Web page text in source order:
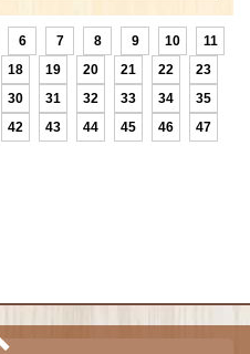
6 7 8 9 10
11
18 19 20 21 22
23
30 31 32 33 34
35
42 43 44 45 46
47